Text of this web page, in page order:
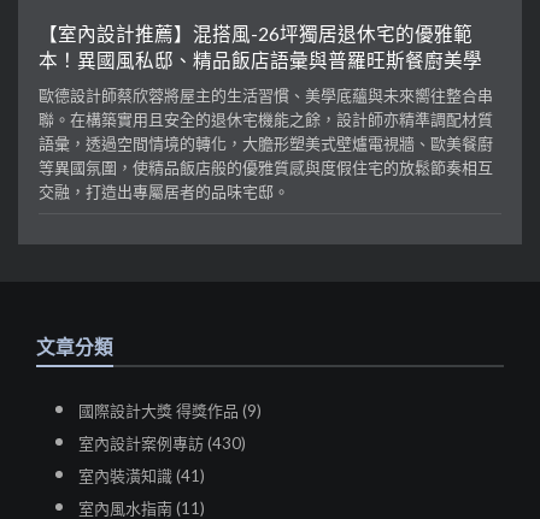
【室內設計推薦】混搭風-26坪獨居退休宅的優雅範
本！異國風私邸、精品飯店語彙與普羅旺斯餐廚美學
歐德設計師蔡欣蓉將屋主的生活習慣、美學底蘊與未來嚮往整合串
聯。在構築實用且安全的退休宅機能之餘，設計師亦精準調配材質
語彙，透過空間情境的轉化，大膽形塑美式壁爐電視牆、歐美餐廚
等異國氛圍，使精品飯店般的優雅質感與度假住宅的放鬆節奏相互
交融，打造出專屬居者的品味宅邸。
文章分類
國際設計大獎 得獎作品 (9)
室內設計案例專訪 (430)
室內裝潢知識 (41)
室內風水指南 (11)